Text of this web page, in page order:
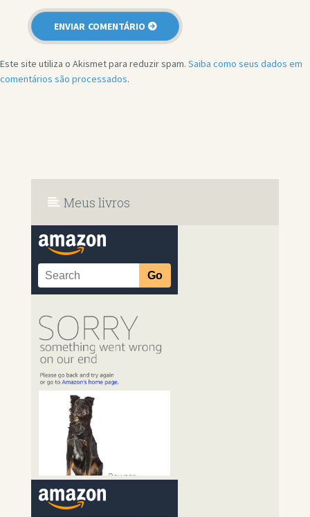
Este site utiliza o Akismet para reduzir spam. Saiba como seus dados em
comentários são processados.
Meus livros